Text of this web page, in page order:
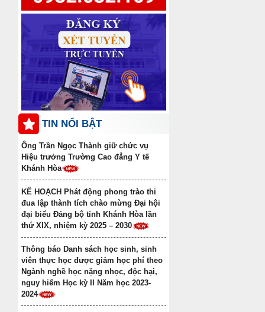
Thông báo điểm chuẩn trúng
tuyển đợt 1 năm 2025 ngành Y học cổ
truyền Trình độ trung cấp văn bằng 2
Danh sách học sinh được công
nhận tốt nghiệp các lớp Trung cấp văn
bằng 2 Khóa học 2022-2024, Khóa học
2023-2025
TIN NỔI BẬT
Ông Trần Ngọc Thành giữ chức vụ
Hiệu trưởng Trường Cao đẳng Y tế
Khánh Hòa
KẾ HOẠCH Phát động phong trào thi
đua lập thành tích chào mừng Đại hội
đại biểu Đảng bộ tỉnh Khánh Hòa lần
thứ XIX, nhiệm kỳ 2025 – 2030
Thông báo Danh sách học sinh, sinh
viên thực học được giảm học phí theo
Ngành nghề học nặng nhọc, độc hại,
nguy hiểm Học kỳ II Năm học 2023-
2024